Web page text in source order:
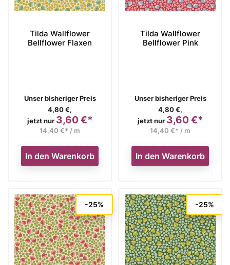
Tilda Wallflower
Bellflower Flaxen
Verkaufspreis
Unser bisheriger Preis
4,80 €,
jetzt nur Preis
3,60 €*
14,40 €* / m
In den Warenkorb
Tilda Wallflower
Bellflower Pink
Verkaufspreis
Unser bisheriger Preis
4,80 €,
jetzt nur Preis
3,60 €*
14,40 €* / m
In den Warenkorb
-25% -25%